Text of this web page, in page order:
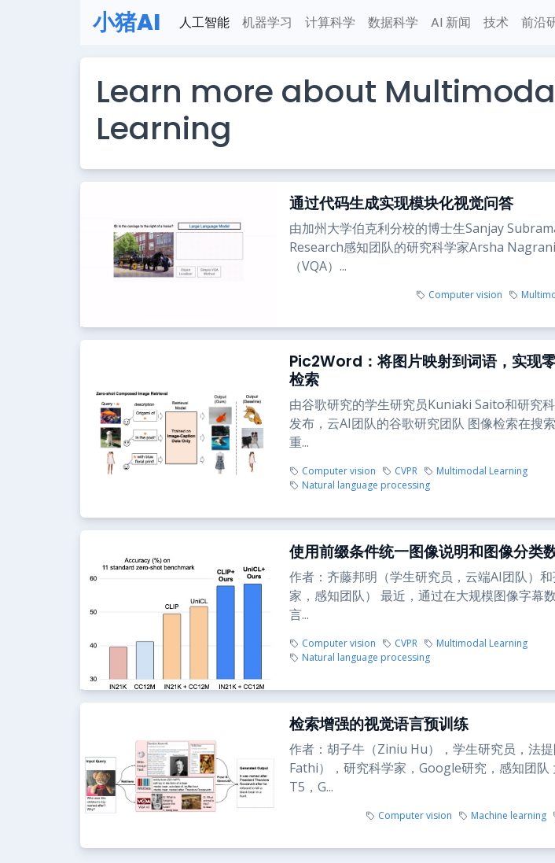
小猪AI 人工智能 机器学习 计算科学 数据科学 AI 新闻 技术 前沿
Learn more about
Learning
通过代码生成实现模块化视觉问答
由加州大学伯克利分校的博士生Sanjay
Research感知团队的研究科学家Arsha
（VQA）...
Computer vision
Pic2Word：将图片映射到词语，实现
检索
由谷歌研究的学生研究员Kuniaki Saito和研究
发布，云AI团队的谷歌研究团队 图像检索在搜
重...
Computer vision CVPR
Multimodal Learning
Natural language processing
使用前缀条件统一图像说明和图像分类
作者：齐藤邦明（学生研究员，云端AI团队）
家，感知团队） 最近，通过在大规模图像字幕
言...
Computer vision CVPR
Multimodal Learning
Natural language processing
检索增强的视觉语言预训练
作者：胡子牛（Ziniu Hu），学生研究员，法
Fathi），研究科学家，Google研究，感知团队
T5，G...
Computer vision Machine learning